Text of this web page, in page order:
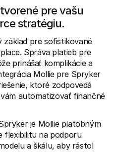
pre vašu
stratégiu.
pre sofistikované
Správa platieb pre
prinášať komplikácie a
Mollie pre Spryker
ktoré zodpovedá
automatizovať finančné
je Mollie platobným
flexibilitu na podporu
a škálu, aby rástol
vývojárov
knižnicami
vývojárov